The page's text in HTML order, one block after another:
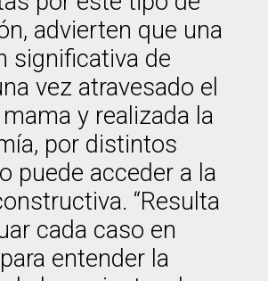
advierten que una
significativa de
vez atravesado el
y realizada la
por distintos
puede acceder a la
“Resulta
cada caso en
entender la